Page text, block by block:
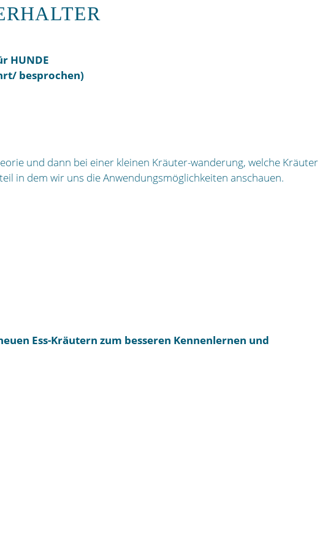
HUNDE
besprochen)
und dann bei einer kleinen Kräuter-wanderung, welche Kräuter
in dem wir uns die Anwendungsmöglichkeiten anschauen.
Ess-Kräutern zum besseren Kennenlernen und